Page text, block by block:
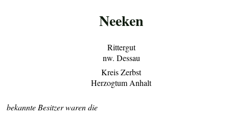
Neeken
Rittergut
nw. Dessau
Kreis Zerbst
Herzogtum Anhalt
bekannte Besitzer waren die